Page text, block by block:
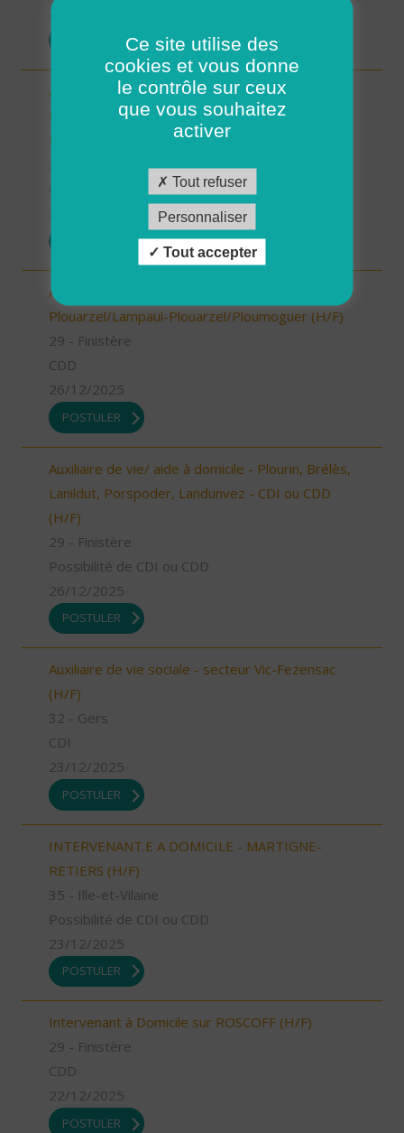
26/12/2025
Aide à domicile/auxilliaire de vie - CDD OU CDI -
Ploudalmézeau, Lampaul-Ploudalmézeau, St
Pabu (H/F)
Aide à domicile - CDD ou CDI -
Plouarzel/Lampaul-Plouarzel/Ploumoguer (H/F)
29 - Finistère
CDD
26/12/2025
POSTULER
Auxiliaire de vie/ aide à domicile - Plourin, Brélès,
Lanildut, Porspoder, Landunvez - CDI ou CDD
(H/F)
29 - Finistère
Possibilité de CDI ou CDD
26/12/2025
POSTULER
Auxiliaire de vie sociale - secteur Vic-Fezensac
(H/F)
32 - Gers
CDI
23/12/2025
POSTULER
INTERVENANT.E A DOMICILE - MARTIGNE-
RETIERS (H/F)
35 - Ille-et-Vilaine
Possibilité de CDI ou CDD
23/12/2025
POSTULER
Intervenant à Domicile sur ROSCOFF (H/F)
29 - Finistère
CDD
22/12/2025
POSTULER
Ce site utilise des
cookies et vous donne
le contrôle sur ceux
que vous souhaitez
activer
Tout refuser
Personnaliser
Tout accepter